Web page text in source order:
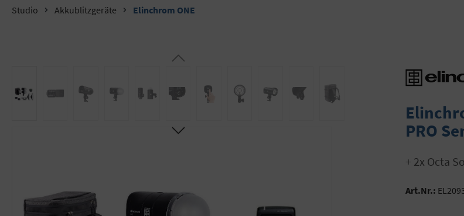
Studio Akkublitzgeräte Elinchrom ONE
PRO
+ 2x Octa
Art.Nr.: